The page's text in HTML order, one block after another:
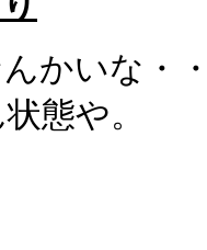
かいな・
態や。